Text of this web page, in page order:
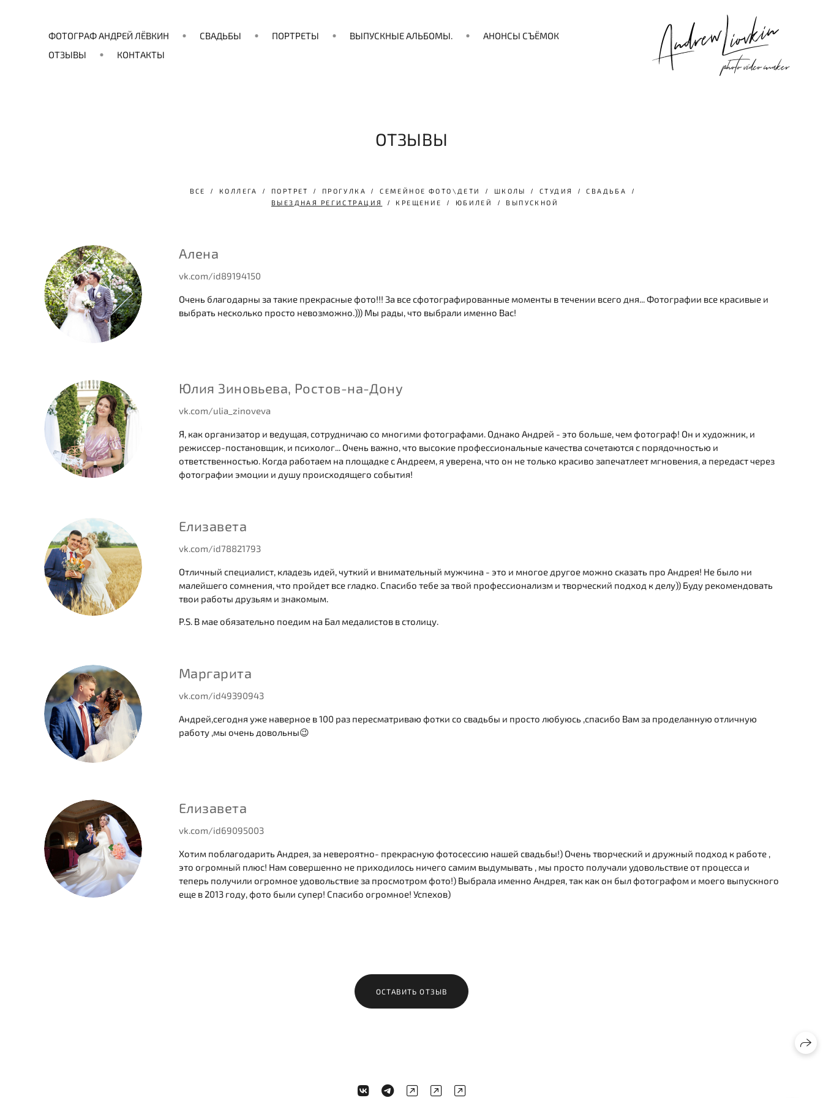
ФОТОГРАФ АНДРЕЙ ЛЁВКИН СВАДЬБЫ ПОРТРЕТЫ ВЫПУСКНЫЕ АЛЬБОМЫ.
АНОНСЫ СЪЁМОК
ОТЗЫВЫ
КОНТАКТЫ
ОТЗЫВЫ
ВСЕ КОЛЛЕГА ПОРТРЕТ ПРОГУЛКА СЕМЕЙНОЕ ФОТО\ДЕТИ ШКОЛЫ СТУДИЯ
СВАДЬБА
ВЫЕЗДНАЯ РЕГИСТРАЦИЯ
КРЕЩЕНИЕ ЮБИЛЕЙ ВЫПУСКНОЙ
Алена
vk.com/id89194150
Очень благодарны за такие прекрасные фото!!! За все сфотографированные моменты в течении всего дня... Фотографии все красивые и
выбрать несколько просто невозможно.))) Мы рады, что выбрали именно Вас!
Юлия Зиновьева, Ростов-на-Дону
vk.com/ulia_zinoveva
Я, как организатор и ведущая, сотрудничаю со многими фотографами. Однако Андрей - это больше, чем фотограф! Он и художник, и
режиссер-постановщик, и психолог... Очень важно, что высокие профессиональные качества сочетаются с порядочностью и
ответственностью. Когда работаем на площадке с Андреем, я уверена, что он не только красиво запечатлеет мгновения, а передаст через
фотографии эмоции и душу происходящего события!
Елизавета
vk.com/id78821793
Отличный специалист, кладезь идей, чуткий и внимательный мужчина - это и многое другое можно сказать про Андрея! Не было ни
малейшего сомнения, что пройдет все гладко. Спасибо тебе за твой профессионализм и творческий подход к делу)) Буду рекомендовать
твои работы друзьям и знакомым.
P.S. В мае обязательно поедим на Бал медалистов в столицу.
Маргарита
vk.com/id49390943
Андрей,сегодня уже наверное в 100 раз пересматриваю фотки со свадьбы и просто любуюсь ,спасибо Вам за проделанную отличную
работу ,мы очень довольны😉
Елизавета
vk.com/id69095003
Хотим поблагодарить Андрея, за невероятно- прекрасную фотосессию нашей свадьбы!) Очень творческий и дружный подход к работе ,
это огромный плюс! Нам совершенно не приходилось ничего самим выдумывать , мы просто получали удовольствие от процесса и
теперь получили огромное удовольствие за просмотром фото!) Выбрала именно Андрея, так как он был фотографом и моего выпускного
еще в 2013 году, фото были супер! Спасибо огромное! Успехов)
ОСТАВИТЬ ОТЗЫВ